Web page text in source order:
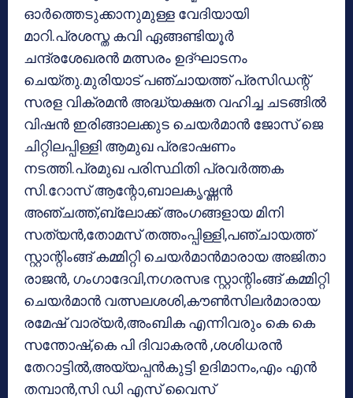
ഓര്‍ത്തെടുക്കാനുമുള്ള വേദിയായി
മാറി.പ്രശസ്ത കവി ഏങ്ങണ്ടിയൂര്‍
ചന്ദ്രശേഖരന്‍ മത്സരം ഉദ്ഘാടനം
ചെയ്തു.മുരിയാട് പഞ്ചായത്ത് പ്രസിഡന്റ്
സരള വിക്രമന്‍ അദ്ധ്യക്ഷത വഹിച്ച ചടങ്ങില്‍
വിഷന്‍ ഇരിങ്ങാലക്കുട ചെയര്‍മാന്‍ ജോസ് ജെ
ചിറ്റിലപ്പിള്ളി ആമുഖ പ്രഭാഷണം
നടത്തി.പ്രമുഖ പരിസ്ഥിതി പ്രവര്‍ത്തക
സി.റോസ് ആന്റോ,ബാലകൃഷ്ണന്‍
അഞ്ചത്ത്,ബ്ലോക്ക് അംഗങ്ങളായ മിനി
സത്യന്‍,തോമസ് തത്തംപ്പിള്ളി,പഞ്ചായത്ത്
സ്റ്റാന്റിംങ്ങ് കമ്മിറ്റി ചെയര്‍മാന്‍മാരായ അജിതാ
രാജന്‍, ഗംഗാദേവി,നഗരസഭ സ്റ്റാന്റിംങ്ങ് കമ്മിറ്റി
ചെയര്‍മാന്‍ വത്സലശശി,കൗണ്‍സിലര്‍മാരായ
രമേഷ് വാര്യര്‍,അംബിക എന്നിവരും കെ കെ
സന്തോഷ്,കെ പി ദിവാകരന്‍ ,ശശിധരന്‍
തേറാട്ടില്‍,അയ്യപ്പന്‍കുട്ടി ഉദിമാനം,എം എന്‍
തമ്പാന്‍,സി ഡി എസ് വൈസ്